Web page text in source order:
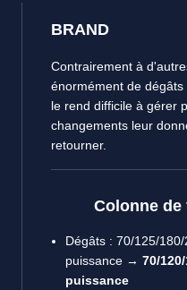
BRAND
Contrairement à
énormément de
le rend difficile à gérer
changements leur
retourner.
Colonne de
Dégâts : 70/125/
puissance → 70/
puissance